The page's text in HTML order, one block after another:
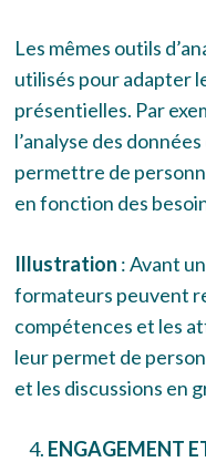
Les mêmes outils
utilisés pour adapter
présentielles. Par
l’analyse des
permettre de
en fonction des
Illustration : Avant
formateurs peuvent
compétences et les
leur permet de
et les discussions en
ENGAGEMENT